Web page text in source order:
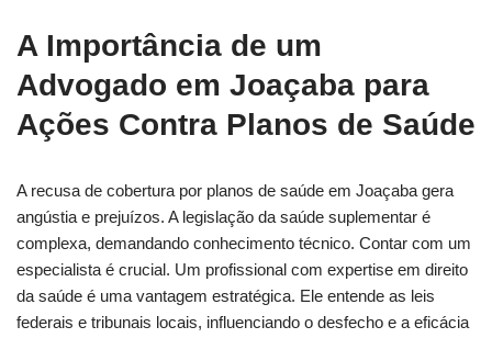
A Importância de um
Advogado em Joaçaba para
Ações Contra Planos de Saúde
A recusa de cobertura por planos de saúde em Joaçaba gera
angústia e prejuízos. A legislação da saúde suplementar é
complexa, demandando conhecimento técnico. Contar com um
especialista é crucial. Um profissional com expertise em direito
da saúde é uma vantagem estratégica. Ele entende as leis
federais e tribunais locais, influenciando o desfecho e a eficácia